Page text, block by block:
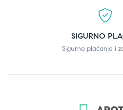
SIGURNO
Sigurno plaćanje i